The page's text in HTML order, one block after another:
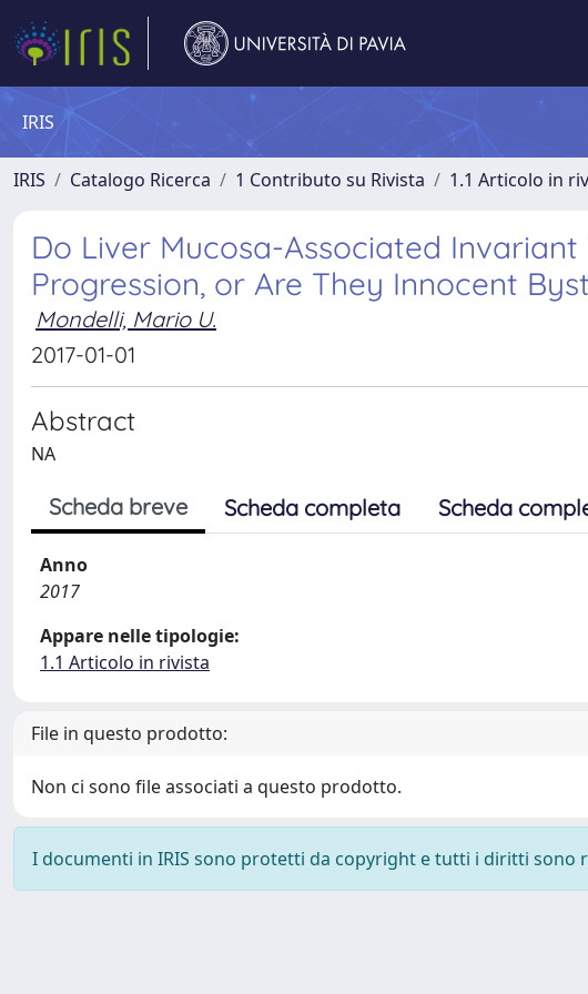
IRIS
IRIS Catalogo Ricerca 1 Contributo su Rivista 1.1 Articolo in
Do Liver Mucosa-Associated
Progression, or Are They Innocent
Mondelli, Mario U.
2017-01-01
Abstract
NA
Scheda breve Scheda completa Scheda
Anno
2017
Appare nelle tipologie:
1.1 Articolo in rivista
File in questo prodotto:
Non ci sono file associati a questo prodotto.
I documenti in IRIS sono protetti da copyright e tutti i diritti sono